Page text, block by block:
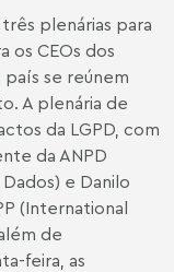
plenárias para
os CEOs dos
se reúnem
A plenária de
da LGPD, com
da ANPD
e Danilo
(International
de
feira, as